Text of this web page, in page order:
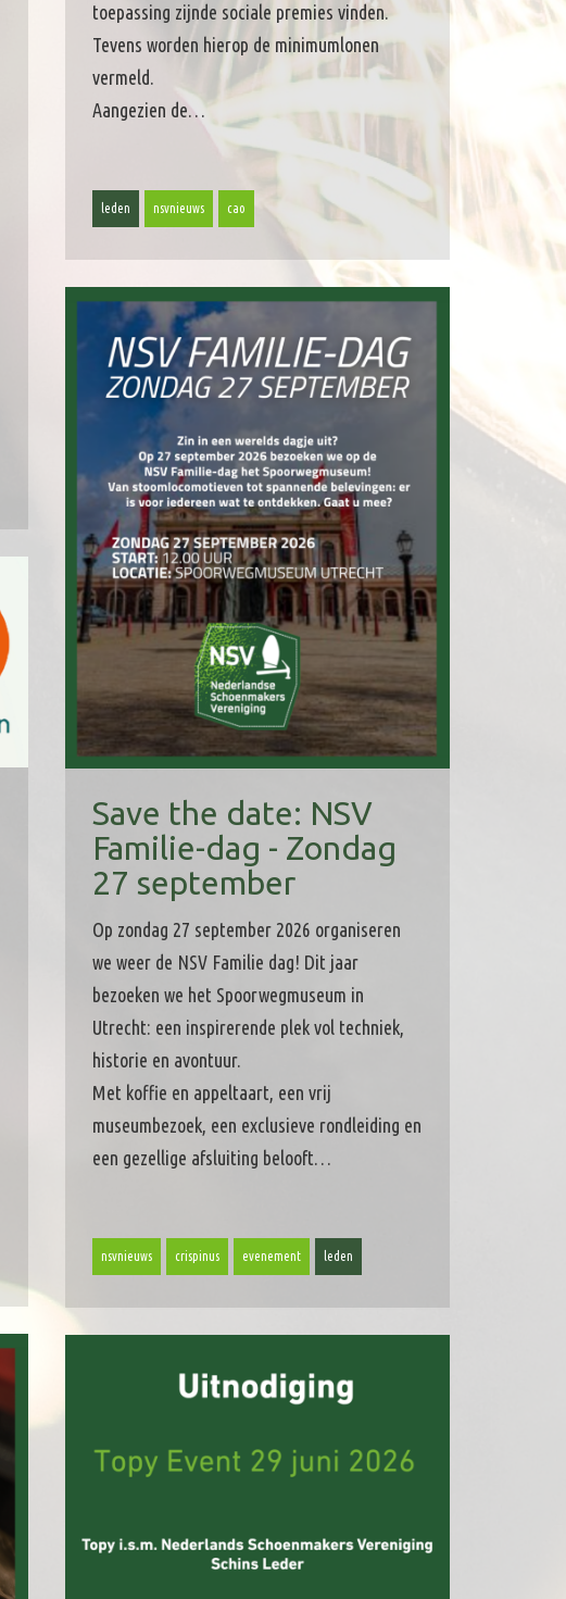
toepassing zijnde sociale premies vinden.
Tevens worden hierop de minimumlonen
vermeld.
Aangezien de…
leden nsvnieuws cao
Save the date: NSV
Familie-dag - Zondag
27 september
Op zondag 27 september 2026 organiseren
we weer de NSV Familie dag! Dit jaar
bezoeken we het Spoorwegmuseum in
Utrecht: een inspirerende plek vol techniek,
historie en avontuur.
Met koffie en appeltaart, een vrij
museumbezoek, een exclusieve rondleiding en
een gezellige afsluiting belooft…
nsvnieuws crispinus evenement leden